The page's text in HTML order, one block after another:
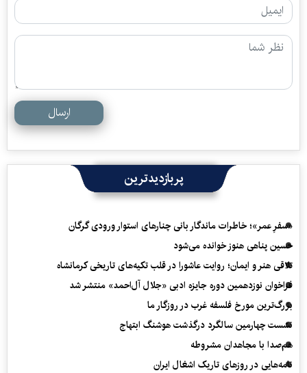
ارسال
پربازدیدترین
«سفرِ عمر»؛ خاطرات ماندگار بانی چنارهای استوار ورودی گرگان
حسین پناهی هنوز خوانده می‌شود
تلاقی هنر و ایمان؛ روایت عاشورا در قلب تکیه‌های تاریخی کرمانشاه
فراخوان نوزدهمین دوره جایزه ادبی «جلال آل‌احمد» منتشر شد
بزرگ‌ترین مورخ فلسفه غرب در روزگار ما
نشست چهارمین سالگرد درگذشت هوشنگ ابتهاج
هم‌صدا با مجاهدان مشروطه
نامه‌هایی در روزهای تاریک اشغال ایران